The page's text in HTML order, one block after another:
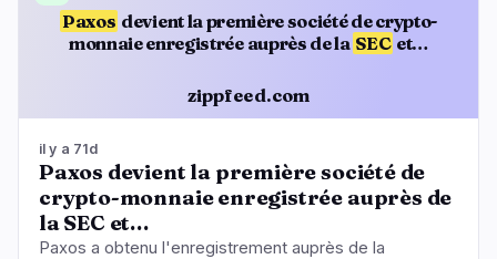
Paxos devient la première société de crypto-
monnaie enregistrée auprès de la SEC et…
zippfeed.com
il y a 71d
Paxos devient la première société de
crypto-monnaie enregistrée auprès de
la SEC et…
Paxos a obtenu l'enregistrement auprès de la